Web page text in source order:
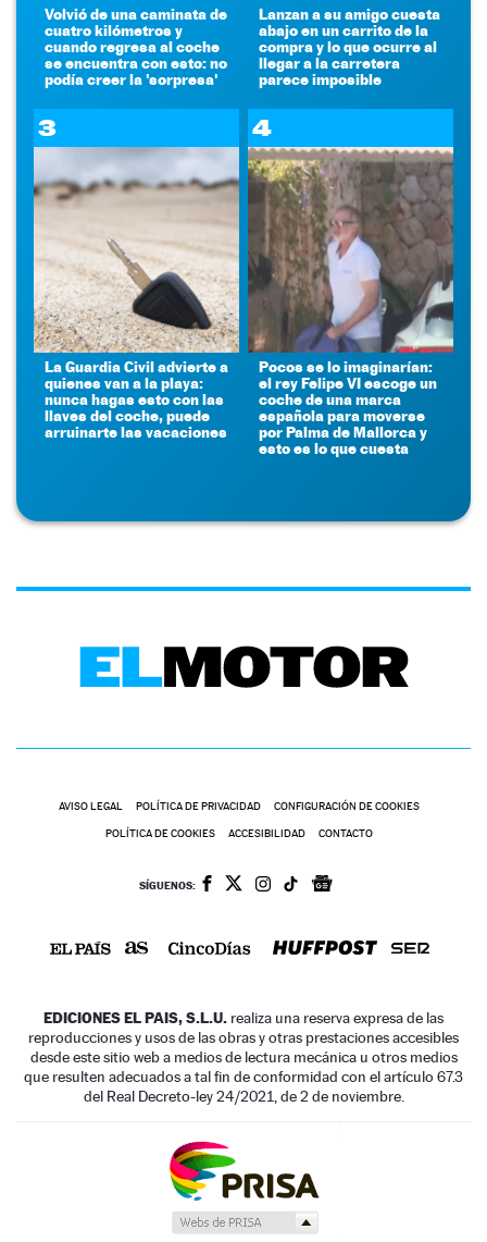
Volvió de una caminata de
cuatro kilómetros y
cuando regresa al coche
se encuentra con esto: no
podía creer la 'sorpresa'
Lanzan a su amigo cuesta
abajo en un carrito de la
compra y lo que ocurre al
llegar a la carretera
parece imposible
3
La Guardia Civil advierte a
quienes van a la playa:
nunca hagas esto con las
llaves del coche, puede
arruinarte las vacaciones
4
Pocos se lo imaginarían:
el rey Felipe VI escoge un
coche de una marca
española para moverse
por Palma de Mallorca y
esto es lo que cuesta
AVISO LEGAL POLÍTICA DE PRIVACIDAD CONFIGURACIÓN DE COOKIES
POLÍTICA DE COOKIES ACCESIBILIDAD CONTACTO
SÍGUENOS:
EDICIONES EL PAIS, S.L.U. realiza una reserva expresa de las
reproducciones y usos de las obras y otras prestaciones accesibles
desde este sitio web a medios de lectura mecánica u otros medios
que resulten adecuados a tal fin de conformidad con el artículo 67.3
del Real Decreto-ley 24/2021, de 2 de noviembre.